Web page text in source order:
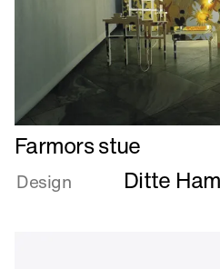
Læs
mere
om
Farmors stue
Design Ditte